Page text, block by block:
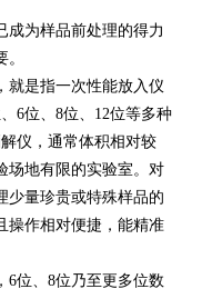
成为样品前处理的得力
就是指一次性能放入仪
6位、8位、12位等多种
仪，通常体积相对较
场地有限的实验室。对
少量珍贵或特殊样品的
操作相对便捷，能精准
6位、8位乃至更多位数